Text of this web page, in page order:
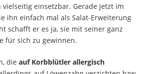
vielseitig einsetzbar. Gerade jetzt im
ihn einfach mal als Salat-Erweiterung
schafft er es ja, sie mit seiner ganz
für sich zu gewinnen.
dieauf Korbblütler allergisch